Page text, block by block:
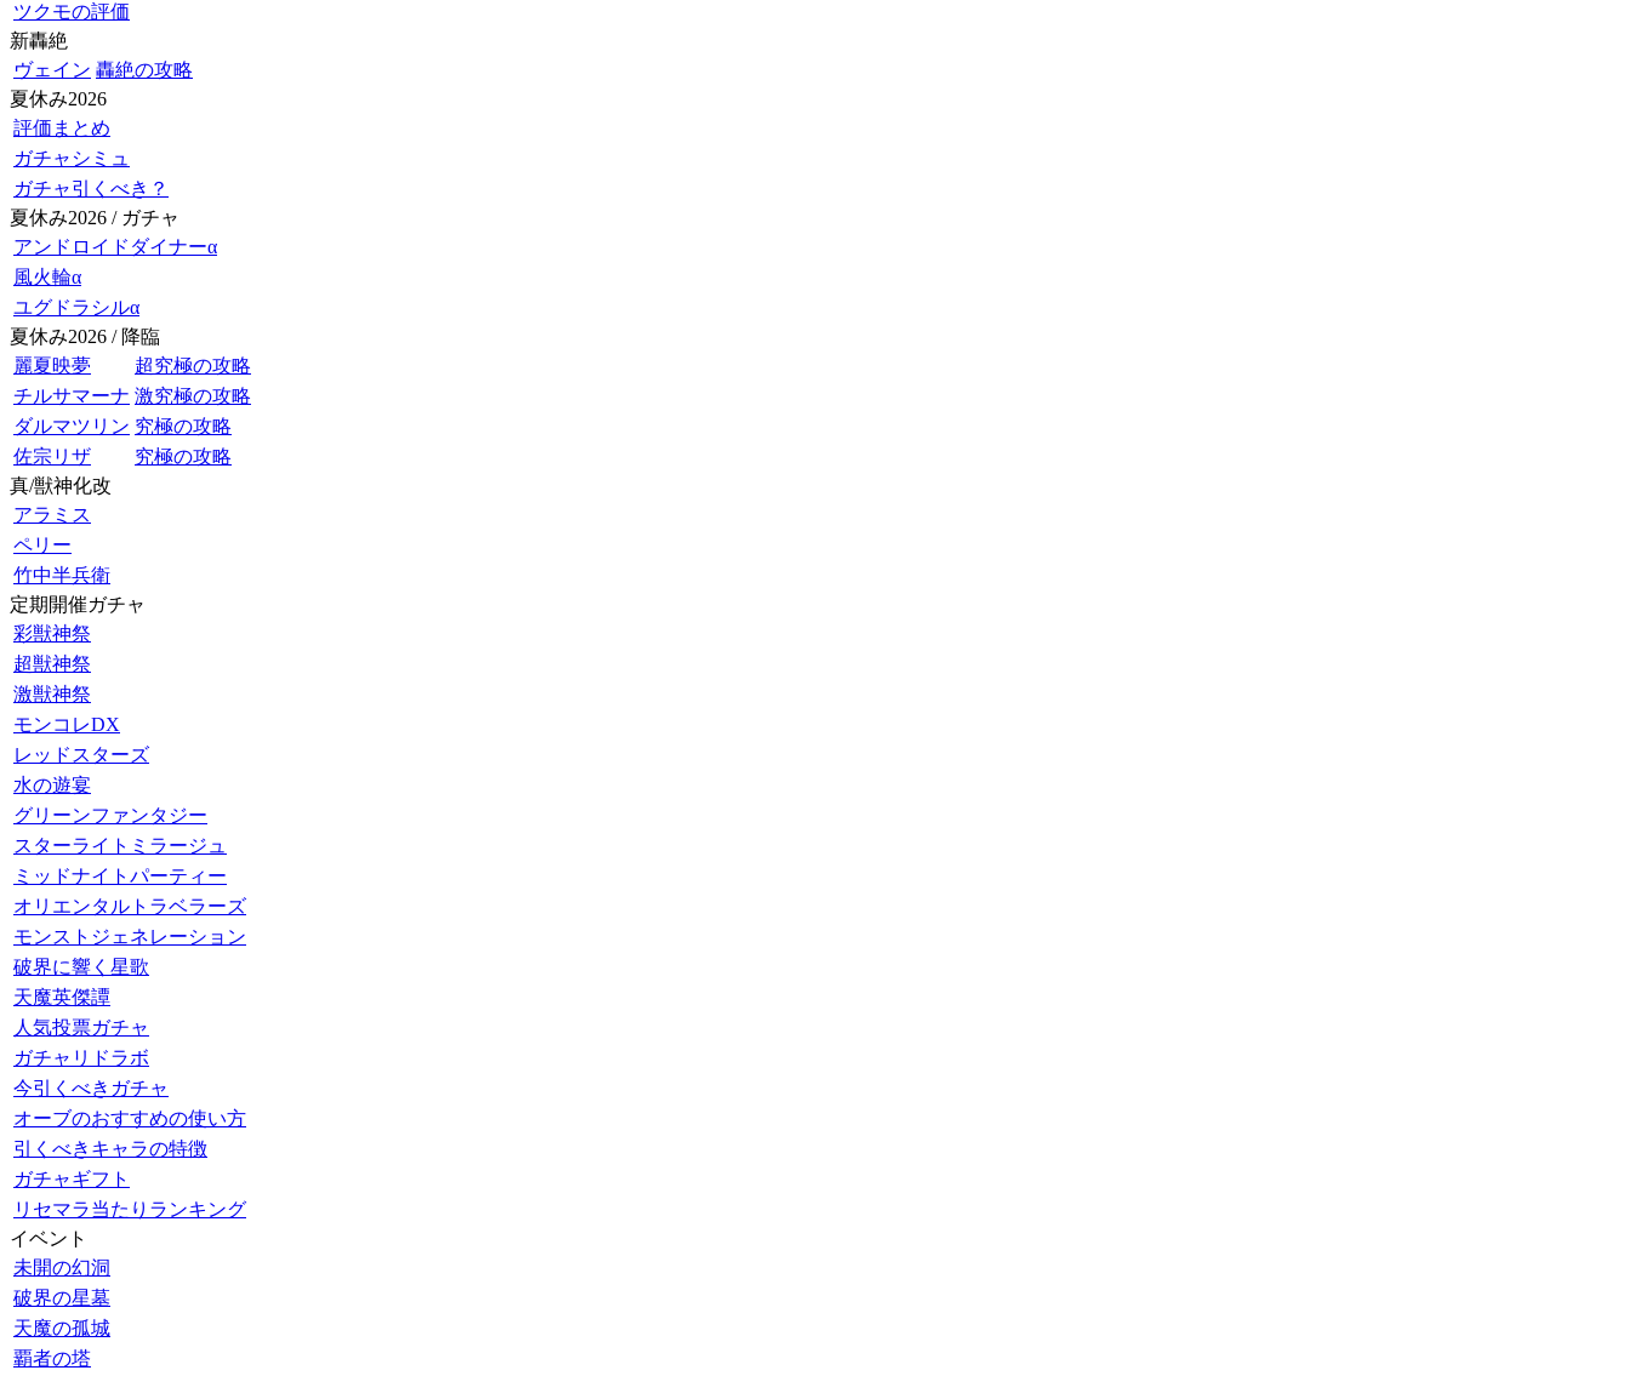
ツクモの評価
新轟絶
ヴェイン 轟絶の攻略
夏休み2026
評価まとめ
ガチャシミュ
ガチャ引くべき？
夏休み2026 / ガチャ
アンドロイドダイナーα
風火輪α
ユグドラシルα
夏休み2026 / 降臨
麗夏映夢
超究極の攻略
チルサマーナ 激究極の攻略
ダルマツリン 究極の攻略
佐宗リザ
究極の攻略
真/獣神化改
アラミス
ペリー
竹中半兵衛
定期開催ガチャ
彩獣神祭
超獣神祭
激獣神祭
モンコレDX
レッドスターズ
水の遊宴
グリーンファンタジー
スターライトミラージュ
ミッドナイトパーティー
オリエンタルトラベラーズ
モンストジェネレーション
破界に響く星歌
天魔英傑譚
人気投票ガチャ
ガチャリドラボ
今引くべきガチャ
オーブのおすすめの使い方
引くべきキャラの特徴
ガチャギフト
リセマラ当たりランキング
イベント
未開の幻洞
破界の星墓
天魔の孤城
覇者の塔